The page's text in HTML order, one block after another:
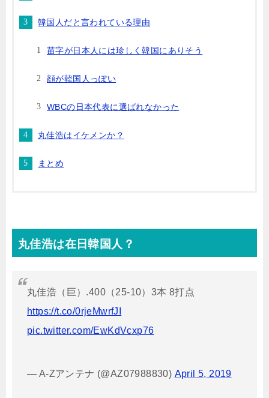
韓国人だと言われている理由
苗字が日本人には珍しく韓国にありそう
顔が韓国人っぽい
WBCの日本代表に選ばれなかった
丸佳浩はイケメンか？
まとめ
丸佳浩は在日韓国人？
丸佳浩（巨）.400（25-10）3本 8打点
https://t.co/0rjeMwrfJI
pic.twitter.com/EwKdVcxp76
— A-Zアンテナ (@AZ07988830) April 5, 2019